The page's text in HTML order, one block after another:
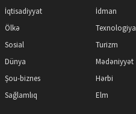
İqtisadiyyat
Ölkə
Sosial
Dünya
Şou-biznes
Sağlamlıq
İdman
Texnologiya
Turizm
Mədəniyyət
Hərbi
Elm